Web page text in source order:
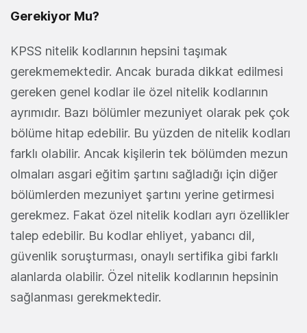
Gerekiyor Mu?
KPSS nitelik kodlarının hepsini taşımak
gerekmemektedir. Ancak burada dikkat edilmesi
gereken genel kodlar ile özel nitelik kodlarının
ayrımıdır. Bazı bölümler mezuniyet olarak pek çok
bölüme hitap edebilir. Bu yüzden de nitelik kodları
farklı olabilir. Ancak kişilerin tek bölümden mezun
olmaları asgari eğitim şartını sağladığı için diğer
bölümlerden mezuniyet şartını yerine getirmesi
gerekmez. Fakat özel nitelik kodları ayrı özellikler
talep edebilir. Bu kodlar ehliyet, yabancı dil,
güvenlik soruşturması, onaylı sertifika gibi farklı
alanlarda olabilir. Özel nitelik kodlarının hepsinin
sağlanması gerekmektedir.